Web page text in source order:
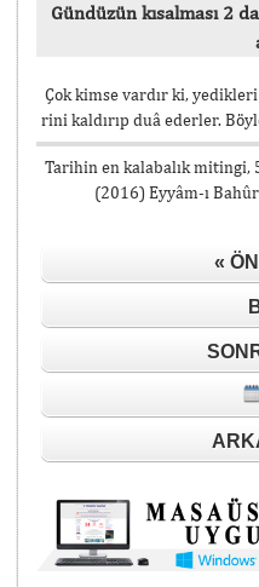
Gündüzün kısalması 2
Çok kimse vardır ki,
rini kaldırıp duâ ederler.
Tarihin en kalabalık mitingi,
(2016) Eyyâm-ı
«